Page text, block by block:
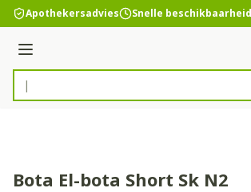
Ga naar de inhoud
Apothekersadvies Snelle beschikbaarheid
Menu
Product, merk, categorie...
Bota El-bota Short Sk N2